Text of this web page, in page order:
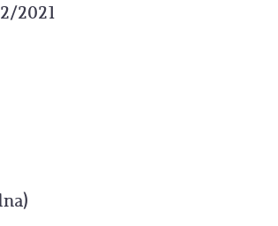
2021